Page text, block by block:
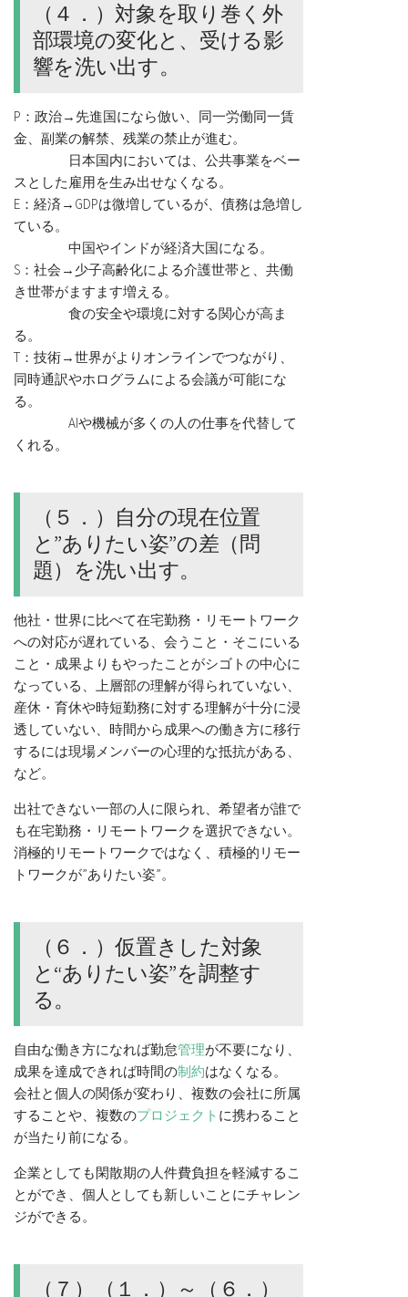
（４．）対象を取り巻く外
部環境の変化と、受ける影
響を洗い出す。
P：政治→先進国になら倣い、同一労働同一賃
金、副業の解禁、残業の禁止が進む。
日本国内においては、公共事業をベー
スとした雇用を生み出せなくなる。
E：経済→GDPは微増しているが、債務は急増し
ている。
中国やインドが経済大国になる。
S：社会→少子高齢化による介護世帯と、共働
き世帯がますます増える。
食の安全や環境に対する関心が高ま
る。
T：技術→世界がよりオンラインでつながり、
同時通訳やホログラムによる会議が可能にな
る。
AIや機械が多くの人の仕事を代替して
くれる。
（５．）自分の現在位置
と”ありたい姿”の差（問
題）を洗い出す。
他社・世界に比べて在宅勤務・リモートワーク
への対応が遅れている、会うこと・そこにいる
こと・成果よりもやったことがシゴトの中心に
なっている、上層部の理解が得られていない、
産休・育休や時短勤務に対する理解が十分に浸
透していない、時間から成果への働き方に移行
するには現場メンバーの心理的な抵抗がある、
など。
出社できない一部の人に限られ、希望者が誰で
も在宅勤務・リモートワークを選択できない。
消極的リモートワークではなく、積極的リモー
トワークが”ありたい姿”。
（６．）仮置きした対象
と“ありたい姿”を調整す
る。
自由な働き方になれば勤怠管理が不要になり、
成果を達成できれば時間の制約はなくなる。
会社と個人の関係が変わり、複数の会社に所属
することや、複数のプロジェクト に携わること
が当たり前になる。
企業としても閑散期の人件費負担を軽減するこ
とができ、個人としても新しいことにチャレン
ジができる。
（７）（１．）～（６．）